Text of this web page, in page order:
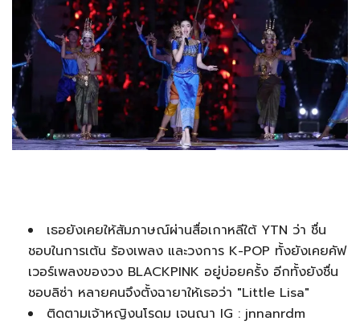
เธอยังเคยให้สัมภาษณ์ผ่านสื่อเกาหลีใต้ YTN ว่า ชื่น
ชอบในการเต้น ร้องเพลง และวงการ K-POP ทั้งยังเคยคัฟ
เวอร์เพลงของวง BLACKPINK อยู่บ่อยครั้ง อีกทั้งยังชื่น
ชอบลิซ่า หลายคนจึงตั้งฉายาให้เธอว่า "Little Lisa"
ติดตามเจ้าหญิงนโรดม เจนณา IG : jnnanrdm